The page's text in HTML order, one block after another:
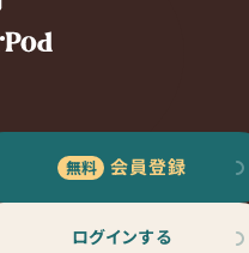
会員登録
ログインする